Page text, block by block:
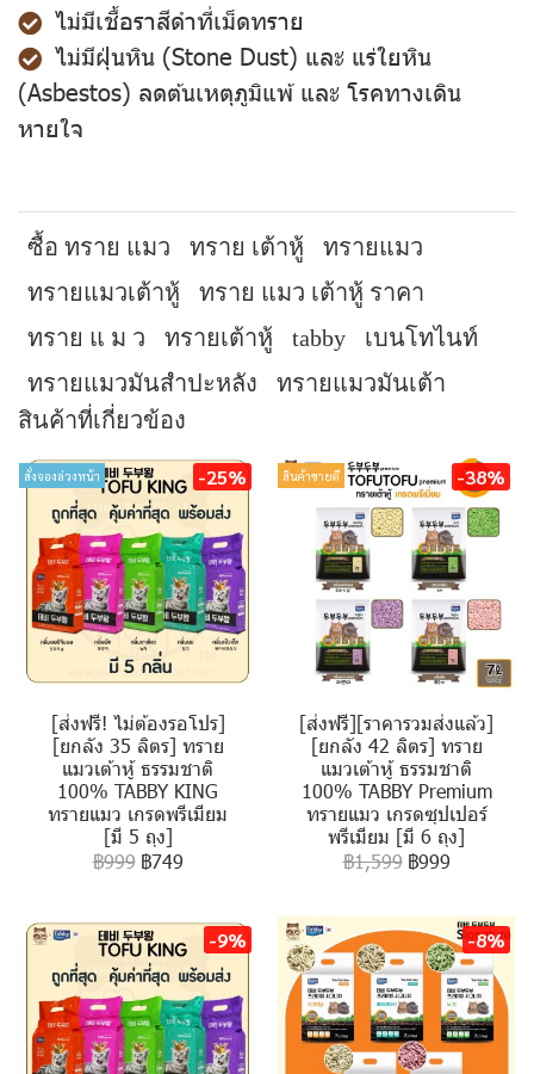
ไม่มีเชื้อราสีดำที่เม็ดทราย
ไม่มีฝุ่นหิน (Stone Dust) และ แร่ใยหิน
(Asbestos) ลดต้นเหตุภูมิแพ้ และ โรคทางเดิน
หายใจ
ซื้อ ทราย แมว ทราย เต้าหู้
ทรายแมว
ทรายแมวเต้าหู้
ทราย แมว เต้าหู้ ราคา
ทราย แ ม ว
ทรายเต้าหู้ tabby
เบนโทไนท์
ทรายแมวมันสำปะหลัง
ทรายแมวมันเต้า
สินค้าที่เกี่ยวข้อง
สั่งจองล่วงหน้า -25%
[ส่งฟรี! ไม่ต้องรอโปร]
[ยกลัง 35 ลิตร] ทราย
แมวเต้าหู้ ธรรมชาติ
100% TABBY KING
ทรายแมว เกรดพรีเมียม
[มี 5 ถุง]
฿999 ฿749
สินค้าขายดี -38%
[ส่งฟรี][ราคารวมส่งแล้ว]
[ยกลัง 42 ลิตร] ทราย
แมวเต้าหู้ ธรรมชาติ
100% TABBY Premium
ทรายแมว เกรดซุปเปอร์
พรีเมียม [มี 6 ถุง]
฿1,599 ฿999
-9% -8%